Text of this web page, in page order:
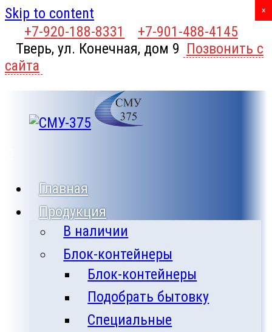
Skip to content
+7-920-188-8331
+7-901-488-4145
Тверь, ул. Конечная, дом 9 Позвонить с
сайта
Главная
Продукция
В наличии
Блок-контейнеры
Блок-контейнеры
Подобрать бытовку
Специальные
X
×